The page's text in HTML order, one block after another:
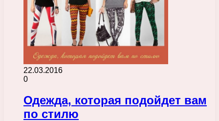
22.03.2016
0
Одежда, которая подойдет вам
по стилю